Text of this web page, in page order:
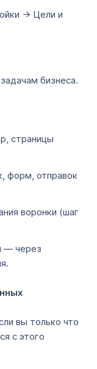
→ Цели и
бизнеса.
страницы
форм, отправок
воронки (шаг
— через
вы только что
с этого